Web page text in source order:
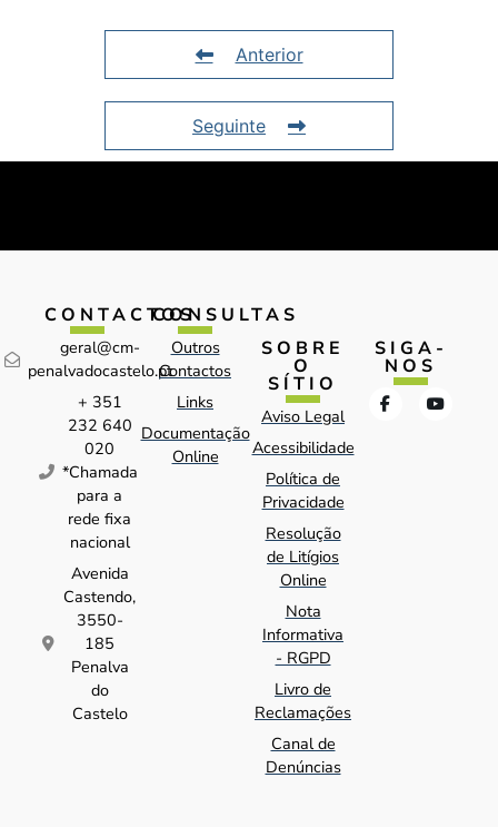
Anterior
Seguinte
CONTACTOS
geral@cm-
penalvadocastelo.pt
+ 351
232 640
020
*Chamada
para a
rede fixa
nacional
Avenida
Castendo,
3550-
185
Penalva
do
Castelo
CONSULTAS
Outros
Contactos
Links
Documentação
Online
SOBRE
O
SÍTIO
Aviso Legal
Acessibilidade
Política de
Privacidade
Resolução
de Litígios
Online
Nota
Informativa
- RGPD
Livro de
Reclamações
Canal de
Denúncias
SIGA-
NOS